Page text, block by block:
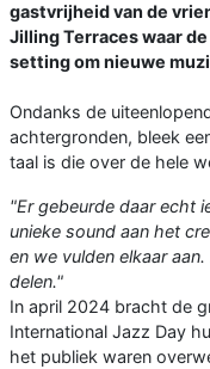
gastvrijheid van de
Jilling Terraces waar
setting om nieuwe
Ondanks de
achtergronden, bleek
taal is die over de hele
"Er gebeurde daar echt
unieke sound aan het
en we vulden elkaar
delen."
In april 2024 bracht de
International Jazz Day
het publiek waren